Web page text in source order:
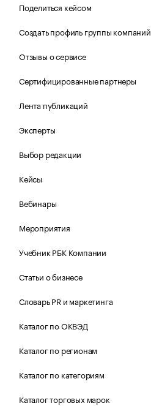
Поделиться кейсом
Создать профиль группы компаний
Отзывы о сервисе
Сертифицированные партнеры
Лента публикаций
Эксперты
Выбор редакции
Кейсы
Вебинары
Мероприятия
Учебник РБК Компании
Статьи о бизнесе
Словарь PR и маркетинга
Каталог по ОКВЭД
Каталог по регионам
Каталог по категориям
Каталог торговых марок